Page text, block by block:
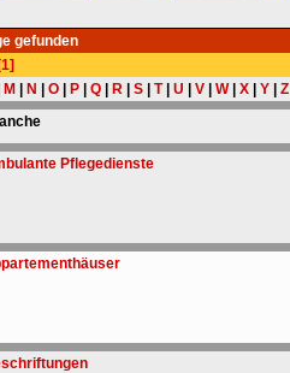
gefunden
[1]
M N O| P| Q| R| S| T| U V| W| X| Y| Z
Pflegedienste